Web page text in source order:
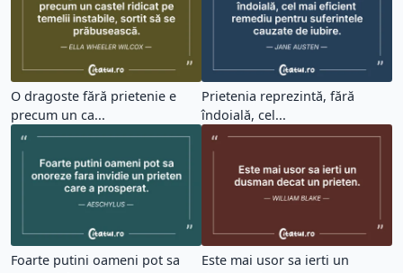
O dragoste fără prietenie e
precum un ca...
Prietenia reprezintă, fără
îndoială, cel...
Foarte putini oameni pot sa
Este mai usor sa ierti un